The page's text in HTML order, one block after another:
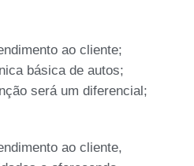
ao cliente;
básica de autos;
será um diferencial;
ao cliente,